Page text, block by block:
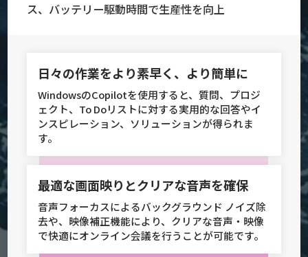
ス、 バッテリー駆動時間で生産性を向上
日々の作業をより素早く、より簡単に
WindowsのCopilotを使用すると、質問、プロジ
ェクト、To Doリストに対する実用的な回答やイ
ンスピレーション、ソリューションが得られま
す。
最適な画面映りとクリアな音声を確保
音声フォーカスによるバックグラウンド ノイズ除
去や、映像補正機能により、 クリアな音声・映像
で快適にオンライン会議を行うことが可能です。